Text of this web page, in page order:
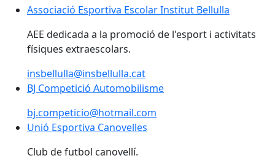
Associació Esportiva Escolar Institut Bellulla
Associació Esportiva Escolar Institut Bellulla
AEE dedicada a la promoció de l'esport i activitats
físiques extraescolars.
insbellulla@insbellulla.cat
BJ Competició Automobilisme
bj.competicio@hotmail.com
Unió Esportiva Canovelles
Unió Esportiva Canovelles
Club de futbol canovellí.